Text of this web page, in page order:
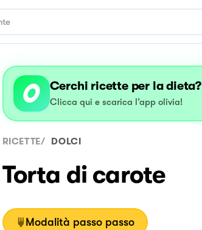
Cerchi ricette per la dieta?
Clicca qui e scarica l’app olivia!
RICETTE/ DOLCI
Torta di carote
Modalità passo passo